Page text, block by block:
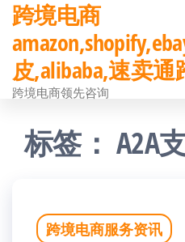
前
往
内
跨境电商
皮,alibaba,速卖
跨境电商领先咨询
标签：A2A
跨境电商服务资讯